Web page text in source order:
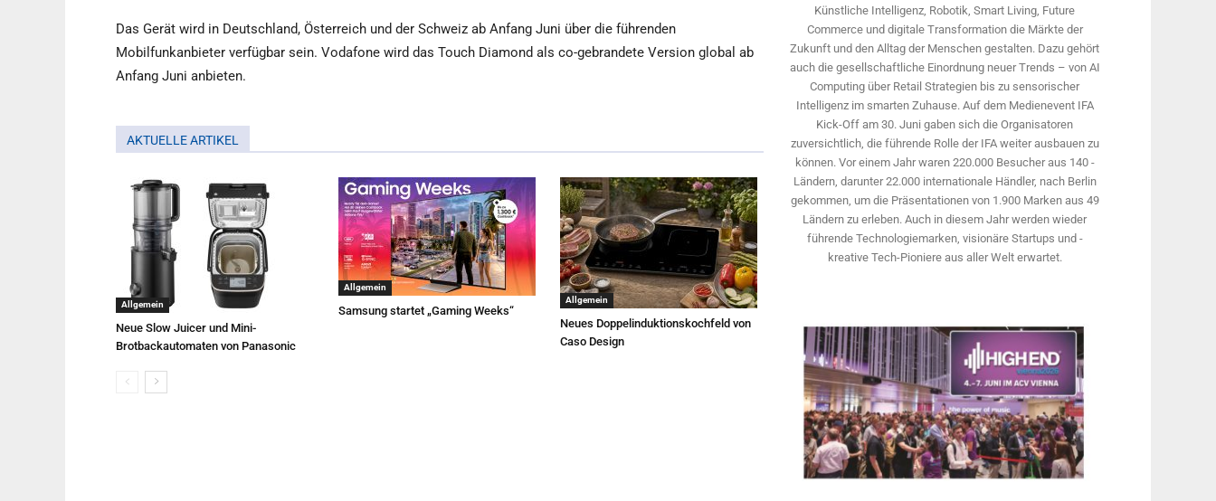
Das Gerät wird in Deutschland, Österreich und der Schweiz ab Anfang Juni über die führenden
Mobilfunkanbieter verfügbar sein. Vodafone wird das Touch Diamond als co-gebrandete Version global ab
Anfang Juni anbieten.
AKTUELLE ARTIKEL
Allgemein
Neue Slow Juicer und Mini-
Brotbackautomaten von Panasonic
Allgemein
Samsung startet „Gaming Weeks“
Allgemein
Neues Doppelinduktionskochfeld von
Caso Design
Künstliche Intelligenz, Robotik, Smart Living, Future
Commerce und digitale Trans­formation die Märkte der
Zukunft und den Alltag der Menschen gestalten. Dazu gehört
auch die gesellschaftliche Einordnung neuer Trends – von AI
Computing über Retail Strategien bis zu sensorischer
Intelligenz im smarten Zuhause. Auf dem Medien­event IFA
Kick-Off am 30. Juni gaben sich die Organisatoren
zuversichtlich, die führende Rolle der IFA weiter ausbauen zu
können. Vor einem Jahr ­waren 220.000 Besucher aus 140 ­
Ländern, ­darunter 22.000 internationale Händler, nach Berlin
gekommen, um die Präsen­tationen von 1.900 Marken aus 49
Ländern zu erleben. Auch in diesem Jahr werden wieder
führende Technologiemarken, visionäre Startups und ­
kreative Tech-Pioniere aus aller Welt erwartet.